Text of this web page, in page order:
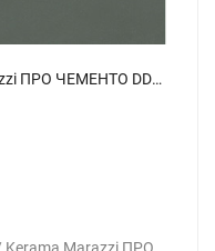
Керама Марацци / Kerama Marazzi ПРО ЧЕМЕНТО DD173500R зеленый обрезной 40,2x40,2
Marazzi ПРО